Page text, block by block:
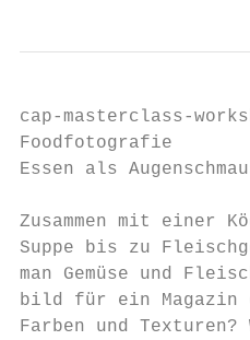
cap-masterclass-
Foodfotografie
Essen als
Zusammen mit einer
Suppe bis zu
man Gemüse und
bild für ein Magazin
Farben und